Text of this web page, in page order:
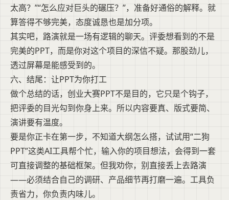
太高？”“怎么应对巨头的碾压？”，准备好通俗的解释。就
算答得不够完美，态度诚恳也是加分项。
其实吧，路演就是一场有逻辑的聊天。评委想看到的不是
完美的PPT，而是你对这个项目的深信不疑。那股劲儿，
透过屏幕是能感受到的。
六、结尾：让PPT为你打工
做个总结的话，创业大赛PPT不是目的，它只是个钩子，
把评委的目光勾到你身上来。所以内容要真、版式要简、
演讲要有温度。
要是你正卡在第一步，不知道大纲怎么搭，试试用“二狗
PPT”这类AI工具帮个忙，输入你的项目想法，会得到一套
可直接调整的基础框架。但我劝你，别直接丢上去路演
——必须结合自己的调研、产品细节再打磨一遍。工具负
责省力，你负责内味儿。